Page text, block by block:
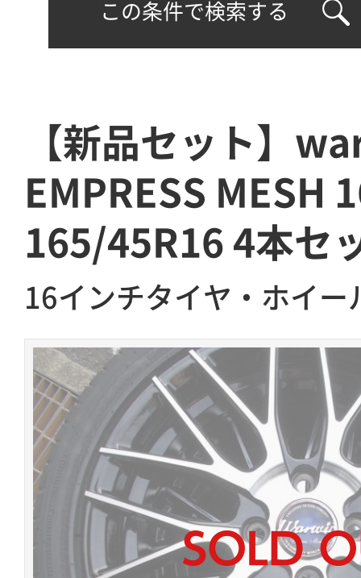
この条件で検索する
【新品セット】
EMPRESS MESH
165/45R16 4本セ
16インチタイヤ・ホイー